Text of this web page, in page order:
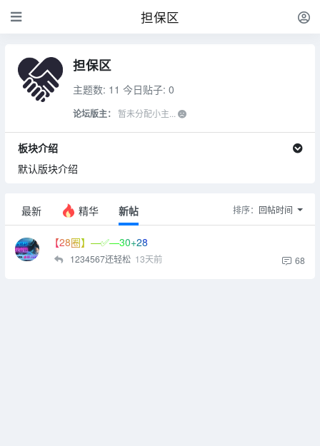
担保区
担保区
主题数: 11 今日贴子: 0
论坛版主： 暂未分配小主...
板块介绍
默认版块介绍
最新 精华 新帖 排序： 回帖时间
【28圈】—✅—30+28
1234567还轻松 13天前 68